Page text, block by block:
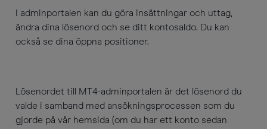
I adminportalen kan du göra insättningar och uttag,
ändra dina lösenord och se ditt kontosaldo. Du kan
också se dina öppna positioner.
Lösenordet till MT4-adminportalen är det lösenord du
valde i samband med ansökningsprocessen som du
gjorde på vår hemsida (om du har ett konto sedan